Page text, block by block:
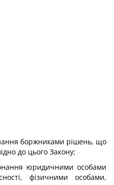
боржниками рішень, що
до цього Закону;
юридичними особами
фізичними особами,